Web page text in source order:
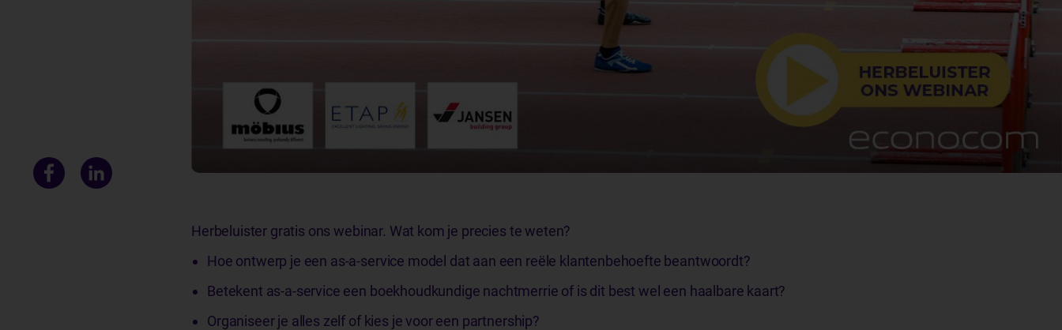
Herbeluister gratis ons webinar. Wat kom je precies te weten?
Hoe ontwerp je een as-a-service model dat aan een reële klantenbehoefte beantwoordt?
Betekent as-a-service een boekhoudkundige nachtmerrie of is dit best wel een haalbare kaart?
Organiseer je alles zelf of kies je voor een partnership?